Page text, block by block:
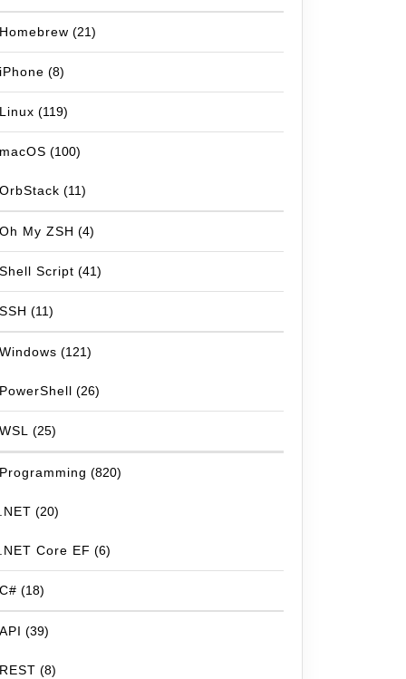
Homebrew (21)
iPhone (8)
Linux (119)
macOS (100)
OrbStack (11)
Oh My ZSH (4)
Shell Script (41)
SSH (11)
Windows (121)
PowerShell (26)
WSL (25)
Programming (820)
.NET (20)
.NET Core EF (6)
C# (18)
API (39)
REST (8)